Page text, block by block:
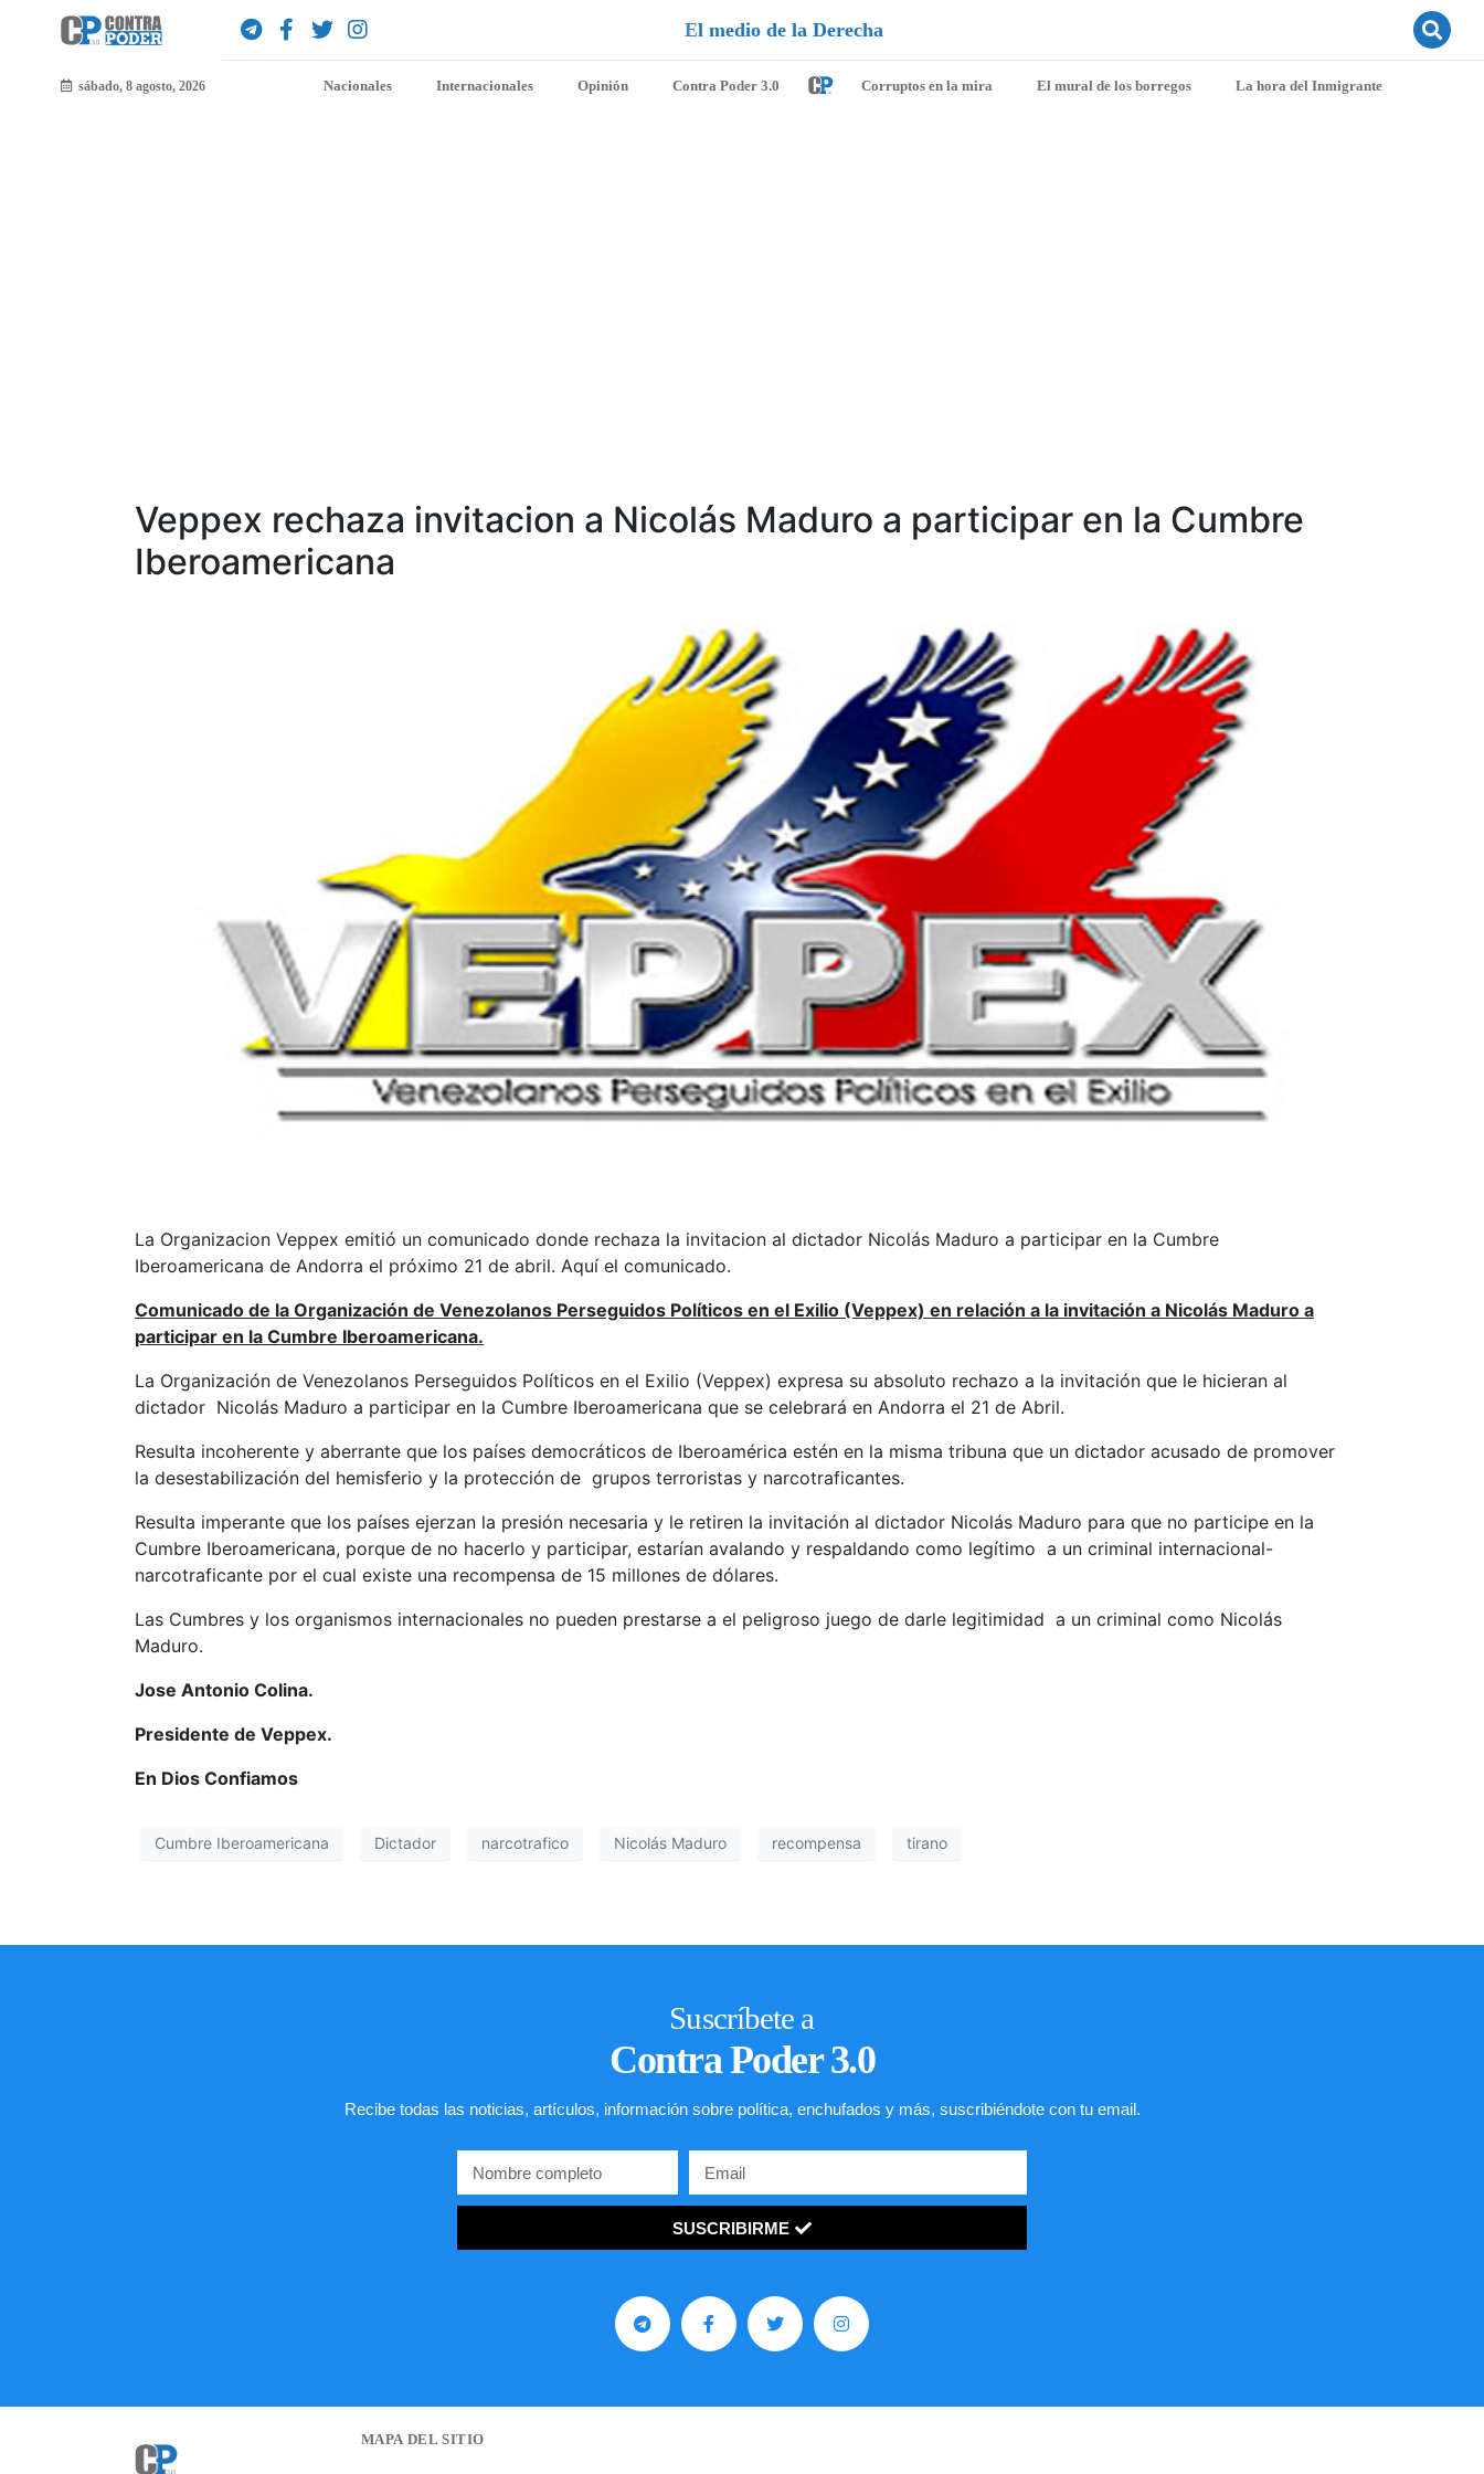
de la Derecha
sábado, 8 agosto, 2026 Nacionales Internacionales Opinión Contra Poder 3.0 Corruptos en la mira El mural de los borregos La hora del Inmigrante
Veppex rechaza invitacion a Nicolás Maduro a participar en la Cumbre
Iberoamericana
La Organizacion Veppex emitió un comunicado donde rechaza la invitacion al dictador Nicolás Maduro a participar en la Cumbre
Iberoamericana de Andorra el próximo 21 de abril. Aquí el comunicado.
Comunicado de la Organización de Venezolanos Perseguidos Políticos en el Exilio (Veppex) en relación a la invitación a Nicolás Maduro a
participar en la Cumbre Iberoamericana.
La Organización de Venezolanos Perseguidos Políticos en el Exilio (Veppex) expresa su absoluto rechazo a la invitación que le hicieran al
dictador Nicolás Maduro a participar en la Cumbre Iberoamericana que se celebrará en Andorra el 21 de Abril.
Resulta incoherente y aberrante que los países democráticos de Iberoamérica estén en la misma tribuna que un dictador acusado de promover
la desestabilización del hemisferio y la protección de grupos terroristas y narcotraficantes.
Resulta imperante que los países ejerzan la presión necesaria y le retiren la invitación al dictador Nicolás Maduro para que no participe en la
Cumbre Iberoamericana, porque de no hacerlo y participar, estarían avalando y respaldando como legítimo a un criminal internacional-
narcotraficante por el cual existe una recompensa de 15 millones de dólares.
Las Cumbres y los organismos internacionales no pueden prestarse a el peligroso juego de darle legitimidad a un criminal como Nicolás
Maduro.
Jose Antonio Colina.
Presidente de Veppex.
En Dios Confiamos
Cumbre Iberoamericana Dictador narcotrafico Nicolás Maduro recompensa tirano
Suscríbete a
Contra Poder 3.0
Recibe todas las noticias, artículos, información sobre política, enchufados y más, suscribiéndote con tu email.
SUSCRIBIRME
MAPA DEL SITIO